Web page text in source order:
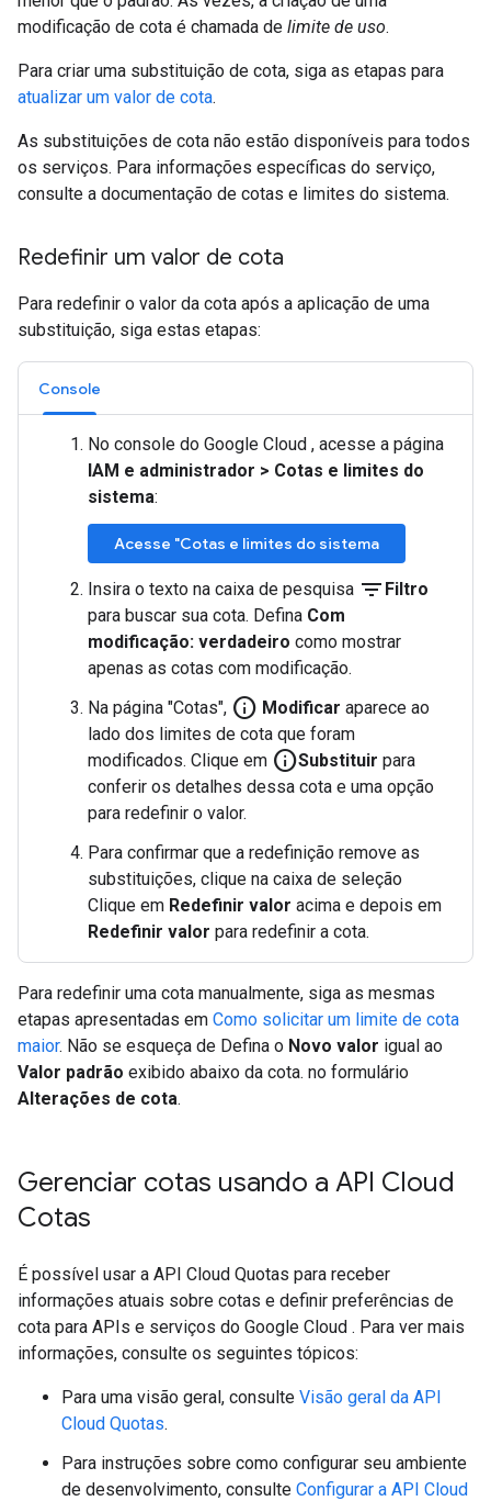
modificação de cota é chamada de limite de uso.
Para criar uma substituição de cota, siga as etapas para
atualizar um valor de cota.
As substituições de cota não estão disponíveis para todos
os serviços. Para informações específicas do serviço,
consulte a documentação de cotas e limites do sistema.
Redefinir um valor de cota
Para redefinir o valor da cota após a aplicação de uma
substituição, siga estas etapas:
Console
No console do Google Cloud , acesse a página
IAM e administrador > Cotas e limites do
sistema:
Acesse "Cotas e limites do sistema
Insira o texto na caixa de pesquisa filter_list Filtro
para buscar sua cota. Defina Com
modificação: verdadeiro como mostrar
apenas as cotas com modificação.
Na página "Cotas", info Modificar aparece ao
lado dos limites de cota que foram
modificados. Clique em infoSubstituir para
conferir os detalhes dessa cota e uma opção
para redefinir o valor.
Para confirmar que a redefinição remove as
substituições, clique na caixa de seleção
Clique em Redefinir valor acima e depois em
Redefinir valor para redefinir a cota.
Para redefinir uma cota manualmente, siga as mesmas
etapas apresentadas em Como solicitar um limite de cota
maior. Não se esqueça de Defina o Novo valor igual ao
Valor padrão exibido abaixo da cota. no formulário
Alterações de cota.
Gerenciar cotas usando a API Cloud
Cotas
É possível usar a API Cloud Quotas para receber
informações atuais sobre cotas e definir preferências de
cota para APIs e serviços do Google Cloud . Para ver mais
informações, consulte os seguintes tópicos:
Para uma visão geral, consulte Visão geral da API
Cloud Quotas.
Para instruções sobre como configurar seu ambiente
de desenvolvimento, consulte Configurar a API Cloud